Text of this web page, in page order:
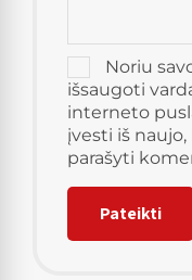
Noriu
išsaugoti
interneto
įvesti iš
parašyti